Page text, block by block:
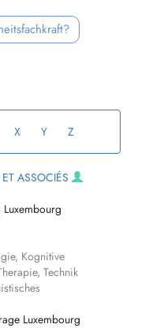
X Y Z
ASSOCIÉS
Kognitive
Technik
Luxembourg